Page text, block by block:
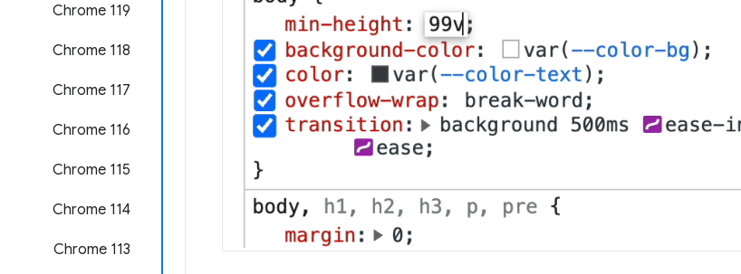
‫Chrome 119
Chrome 118
‫Chrome 117
Chrome 116
Chrome 115
Chrome 114
Chrome 113